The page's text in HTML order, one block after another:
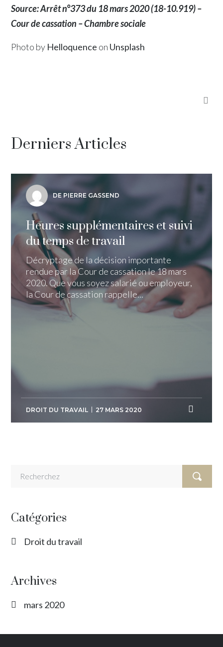
Source: Arrêt n°373 du 18 mars 2020 (18-10.919) –
Cour de cassation – Chambre sociale
Photo by Helloquence on Unsplash
Derniers Articles
DE PIERRE GASSEND
Heures supplémentaires et suivi
du temps de travail
Décryptage de la décision importante
rendue par la Cour de cassation le 18 mars
2020. Que vous soyez salarié ou employeur,
la Cour de cassation rappelle...
DROIT DU TRAVAIL 27 MARS 2020
Catégories
Droit du travail
Archives
mars 2020